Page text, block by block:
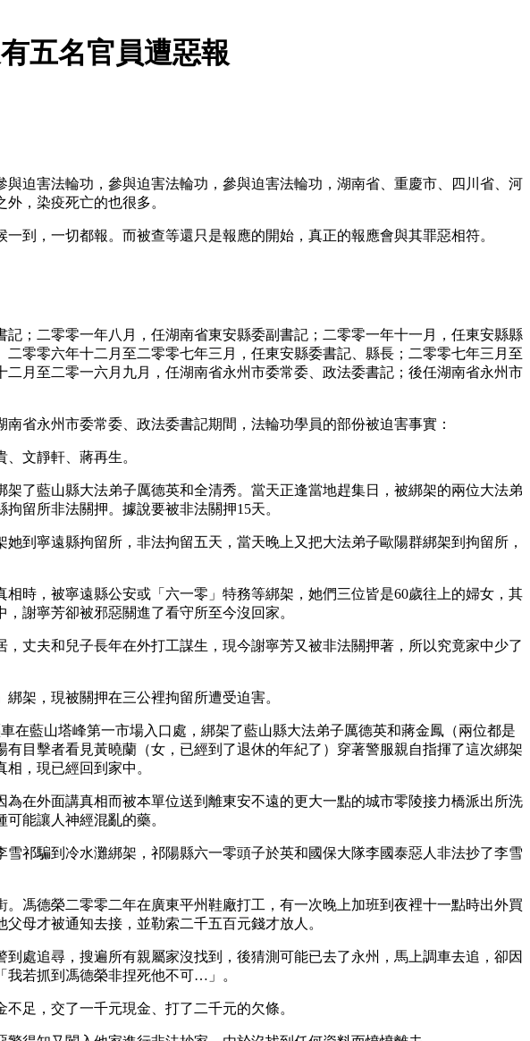
五名官員遭惡報
迫害法輪功，參與迫害法輪功，參與迫害法輪功，湖南省、重慶市、四川省、河
，染疫死亡的也很多。
到，一切都報。而被查等還只是報應的開始，真正的報應會與其罪惡相符。
；二零零一年八月，任湖南省東安縣委副書記；二零零一年十一月，任東安縣縣
零零六年十二月至二零零七年三月，任東安縣委書記、縣長；二零零七年三月至
月至二零一六月九月，任湖南省永州市委常委、政法委書記；後任湖南省永州市
省永州市委常委、政法委書記期間，法輪功學員的部份被迫害事實：
文靜軒、蔣再生。
了藍山縣大法弟子厲德英和全清秀。當天正逢當地趕集日，被綁架的兩位大法弟
留所非法關押。據說要被非法關押15天。
到寧遠縣拘留所，非法拘留五天，當天晚上又把大法弟子歐陽群綁架到拘留所，
時，被寧遠縣公安或「六一零」特務等綁架，她們三位皆是60歲往上的婦女，其
謝寧芳卻被邪惡關進了看守所至今沒回家。
丈夫和兒子長年在外打工謀生，現今謝寧芳又被非法關押著，所以究竟家中少了
架，現被關押在三公裡拘留所遭受迫害。
藍山塔峰第一市場入口處，綁架了藍山縣大法弟子厲德英和蔣金鳳（兩位都是
目擊者看見黃曉蘭（女，已經到了退休的年紀了）穿著警服親自指揮了這次綁架
，現已經回到家中。
在外面講真相而被本單位送到離東安不遠的更大一點的城市零陵接力橋派出所洗
能讓人神經混亂的藥。
祁騙到冷水灘綁架，祁陽縣六一零頭子於英和國保大隊李國泰惡人非法抄了李雪
馮德榮二零零二年在廣東平州鞋廠打工，有一次晚上加班到夜裡十一點時出外買
母才被通知去接，並勒索二千五百元錢才放人。
處追尋，搜遍所有親屬家沒找到，後猜測可能已去了永州，馬上調車去追，卻因
若抓到馮德榮非捏死他不可…」。
足，交了一千元現金、打了二千元的欠條。